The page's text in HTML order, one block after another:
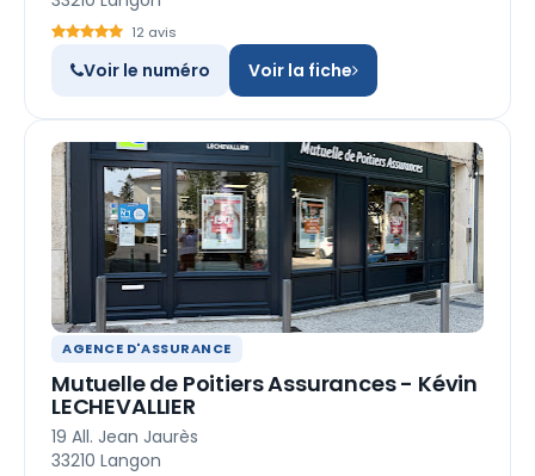
12 avis
Voir le numéro Voir la fiche
AGENCE D'ASSURANCE
Mutuelle de Poitiers Assurances - Kévin
LECHEVALLIER
19 All. Jean Jaurès
33210 Langon